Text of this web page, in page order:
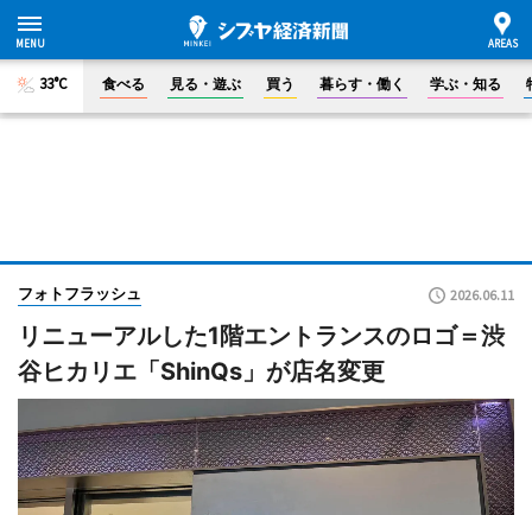
33°C 食べる 見る・遊ぶ 買う 暮らす・働く 学ぶ・知る
フォトフラッシュ 2026.06.11
リニューアルした1階エントランスのロゴ＝渋
谷ヒカリエ「ShinQs」が店名変更